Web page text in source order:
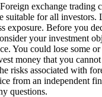
exchange trading
suitable for all investors.
exposure. Before you
your investment
You could lose some
money that you
risks associated with
from an independent
questions.